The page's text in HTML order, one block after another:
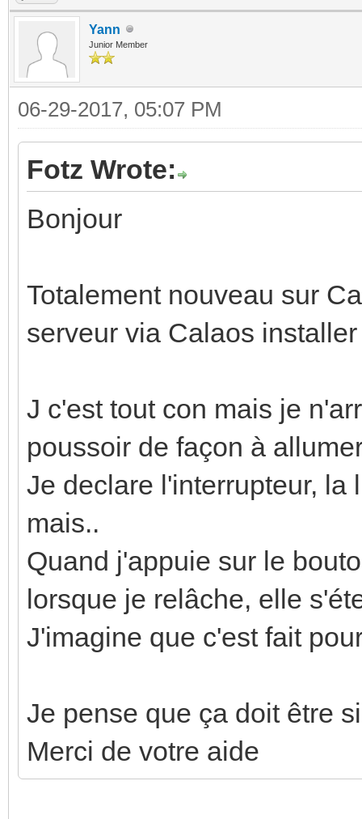
Yann
Junior Member
06-29-2017, 05:07 PM
Fotz Wrote:
Bonjour
Totalement nouveau sur
serveur via Calaos
J c'est tout con mais je
poussoir de façon à
Je declare l'interrupteur, la
mais..
Quand j'appuie sur le
lorsque je relâche, elle
J'imagine que c'est fait
Je pense que ça doit être
Merci de votre aide